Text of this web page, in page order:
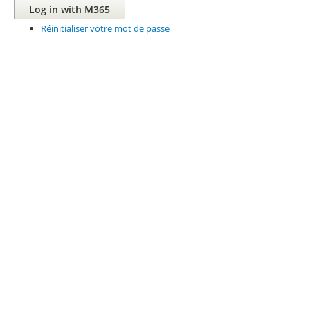
Réinitialiser votre mot de passe